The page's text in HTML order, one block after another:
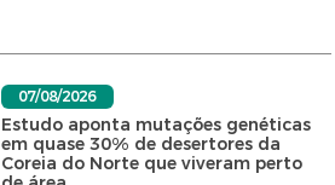
07/08/2026
Estudo aponta mutações genéticas
em quase 30% de desertores da
Coreia do Norte que viveram perto